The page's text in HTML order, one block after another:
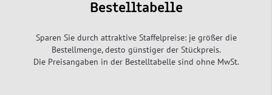
Bestelltabelle
Sparen Sie durch attraktive Staffelpreise: je größer die
Bestellmenge, desto günstiger der Stückpreis.
Die Preisangaben in der Bestelltabelle sind ohne MwSt.